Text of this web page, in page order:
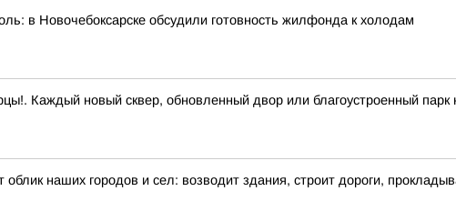
в Новочебоксарске обсудили готовность жилфонда к холодам
Каждый новый сквер, обновленный двор или благоустроенный парк
наших городов и сел: возводит здания, строит дороги,